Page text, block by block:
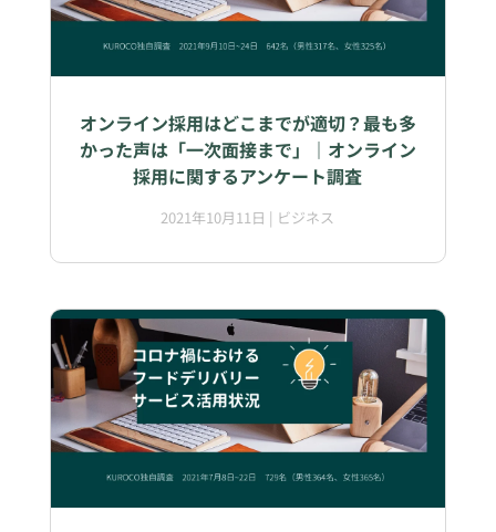
オンライン採用はどこまでが適切？最も多
かった声は「一次面接まで」｜オンライン
採用に関するアンケート調査
2021年10月11日 | ビジネス